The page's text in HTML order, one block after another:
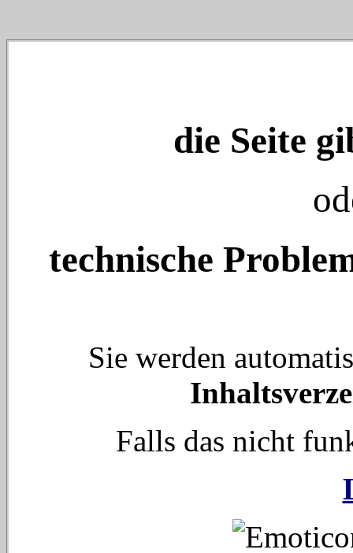
die Seite
technische
Sie werden
Falls das nicht